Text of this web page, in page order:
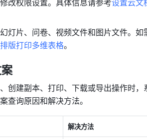
改权限设置。具体信息请参考设置云文
灯片、问卷、视频文件和图片文件。
版打印多维表格。
创建副本、打印、下载或导出操作时，
查询原因和解决方法。
解决方法